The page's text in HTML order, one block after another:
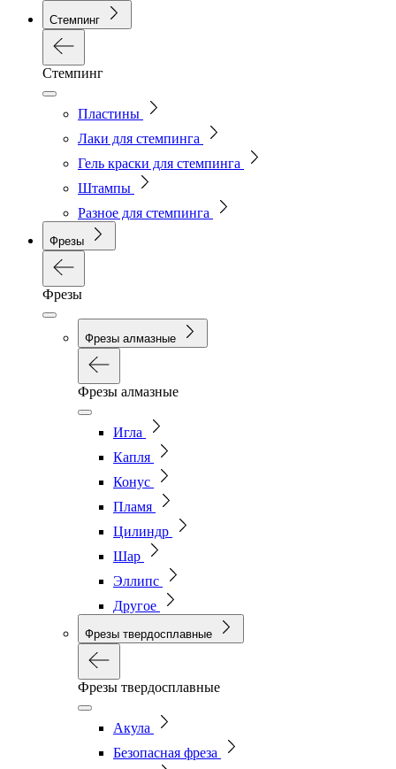
Стемпинг
Стемпинг
Пластины
Лаки для стемпинга
Гель краски для стемпинга
Штампы
Разное для стемпинга
Фрезы
Фрезы
Фрезы алмазные
Фрезы алмазные
Игла
Капля
Конус
Пламя
Цилиндр
Шар
Эллипс
Другое
Фрезы твердосплавные
Фрезы твердосплавные
Акула
Безопасная фреза